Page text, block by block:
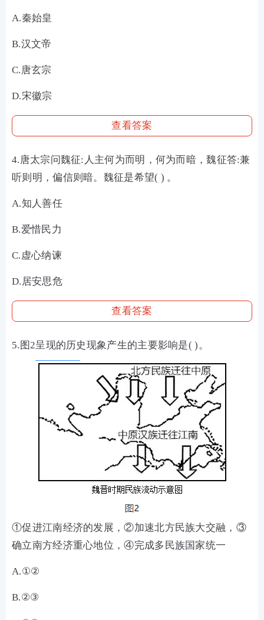
A.秦始皇
B.汉文帝
C.唐玄宗
D.宋徽宗
查看答案
4.唐太宗问魏征:人主何为而明，何为而暗，魏征答:兼
听则明，偏信则暗。魏征是希望( ) 。
A.知人善任
B.爱惜民力
C.虚心纳谏
D.居安思危
查看答案
5.图2呈现的历史现象产生的主要影响是( )。
①促进江南经济的发展，②加速北方民族大交融，③
确立南方经济重心地位，④完成多民族国家统一
A.①②
B.②③